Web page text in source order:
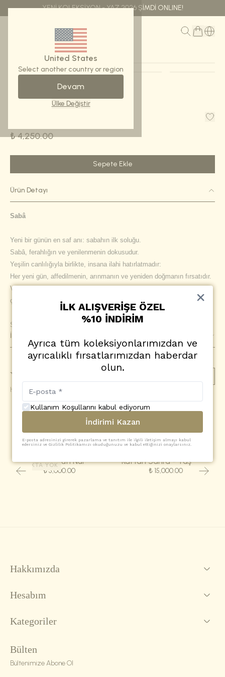
United States
Select another country or region
Devam
Ülke Değiştir
YENİ KOLEKSİYON - YAZ 2026 ŞİMDİ ONLINE!
Ana Sayfa Eşarp-Sabâ
₺ 4,250.00
Sepete Ekle
Ürün Detayı
Sabâ
Yeni bir günün en saf anı: sabahın ilk soluğu.
Sabâ, ferahlığın ve yenilenmenin dokusudur.
Yeşilin canlılığıyla birlikte, insana ilahi hatırlatmadır:
Her yeni gün, affedilmenin, arınmanın ve yeniden doğmanın fırsatıdır.
Ve bazen, sadece sabahı görmek bile bir duadır;
çünkü her doğan güneş, Rahman’ın “yeniden başla” deyişidir.
Sabâ modelimiz, bu duygularla sizlere eşlik etmesi için tasarlandı.
İçerik
Yorumlar
Henüz yorum yapılmamış
SİZİN İÇİN SEÇTİKLERİMİZ
STOKTA YOK
Eşarp-Kûfî Nur
₺ 5,000.00
Kaftan Sahra - Taş Yeşili
₺ 15,000.00
Hakkımızda
Hesabım
Kategoriler
Bülten
Bültenimize Abone Ol
İLK ALIŞVERİŞE ÖZEL
%10 İNDİRİM
Ayrıca tüm koleksiyonlarımızdan ve
ayrıcalıklı fırsatlarımızdan haberdar
olun.
Kullanım Koşullarını kabul ediyorum
İndirimi Kazan
E-posta adresinizi girerek pazarlama ve tanıtım ile ilgili iletişim almayı kabul
edersiniz ve Gizlilik Politikamızı okuduğunuzu ve kabul ettiğinizi onaylarsınız.